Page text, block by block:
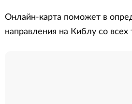
Онлайн-карта поможет в
направления на Киблу со всех